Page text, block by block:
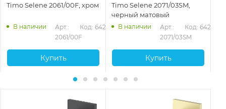
Timo Selene 2061/00F, хром
В наличии
Арт.:
2061/00F
Код: 64273
Купить
Timo Selene 2071/03SM,
черный матовый
В наличии
Арт.:
2071/03SM
Код: 64277
Купить